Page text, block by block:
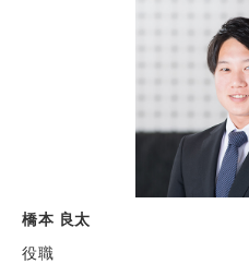
橋本 良太
役職